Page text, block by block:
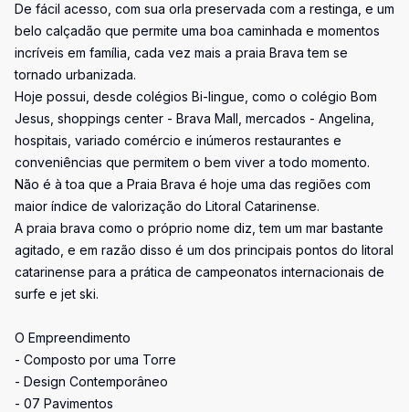
De fácil acesso, com sua orla preservada com a restinga, e um
belo calçadão que permite uma boa caminhada e momentos
incríveis em família, cada vez mais a praia Brava tem se
tornado urbanizada.
Hoje possui, desde colégios Bi-lingue, como o colégio Bom
Jesus, shoppings center - Brava Mall, mercados - Angelina,
hospitais, variado comércio e inúmeros restaurantes e
conveniências que permitem o bem viver a todo momento.
Não é à toa que a Praia Brava é hoje uma das regiões com
maior índice de valorização do Litoral Catarinense.
A praia brava como o próprio nome diz, tem um mar bastante
agitado, e em razão disso é um dos principais pontos do litoral
catarinense para a prática de campeonatos internacionais de
surfe e jet ski.
O Empreendimento
- Composto por uma Torre
- Design Contemporâneo
- 07 Pavimentos